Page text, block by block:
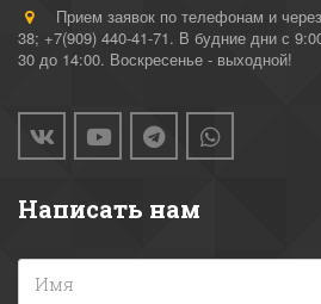
Прием заявок по телефонам и
38; +7(909) 440-41-71. В будние дни с
30 до 14:00. Воскресенье - выходной!
Написать нам